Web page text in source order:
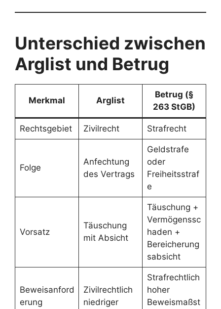
Unterschied zwischen
Arglist und Betrug
Merkmal Arglist
Betrug (§
263 StGB)
Rechtsgebiet Zivilrecht Strafrecht
Folge
Anfechtung
des Vertrags
Geldstrafe
oder
Freiheitsstraf
e
Vorsatz
Täuschung
mit Absicht
Täuschung +
Vermögenssc
haden +
Bereicherung
sabsicht
Beweisanford
erung
Zivilrechtlich
niedriger
Strafrechtlich
hoher
Beweismaßst